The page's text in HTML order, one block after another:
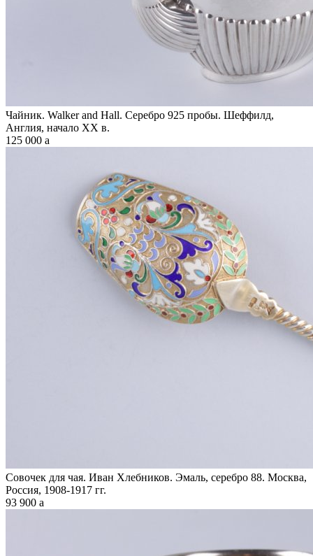
Чайник. Walker and Hall. Серебро 925 пробы. Шеффилд,
Англия, начало XX в.
125 000 a
Совочек для чая. Иван Хлебников. Эмаль, серебро 88. Москва,
Россия, 1908-1917 гг.
93 900 a